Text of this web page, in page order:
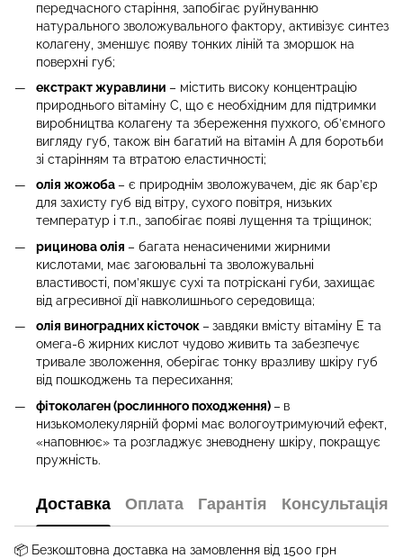
передчасного старіння, запобігає руйнуванню
натурального зволожувального фактору, активізує синтез
колагену, зменшує появу тонких ліній та зморшок на
поверхні губ;
екстракт журавлини – містить високу концентрацію
природнього вітаміну С, що є необхідним для підтримки
виробництва колагену та збереження пухкого, об’ємного
вигляду губ, також він багатий на вітамін А для боротьби
зі старінням та втратою еластичності;
олія жожоба – є природнім зволожувачем, діє як бар’єр
для захисту губ від вітру, сухого повітря, низьких
температур і т.п., запобігає появі лущення та тріщинок;
рицинова олія – багата ненасиченими жирними
кислотами, має загоювальні та зволожувальні
властивості, пом’якшує сухі та потріскані губи, захищає
від агресивної дії навколишнього середовища;
олія виноградних кісточок – завдяки вмісту вітаміну Е та
омега-6 жирних кислот чудово живить та забезпечує
тривале зволоження, оберігає тонку вразливу шкіру губ
від пошкоджень та пересихання;
фітоколаген (рослинного походження) – в
низькомолекулярній формі має вологоутримуючий ефект,
«наповнює» та розгладжує зневоднену шкіру, покращує
пружність.
Доставка Оплата Гарантія Консультація
📦 Безкоштовна доставка на замовлення від 1500 грн